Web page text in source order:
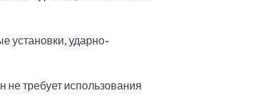
установки, ударно-
не требует использования